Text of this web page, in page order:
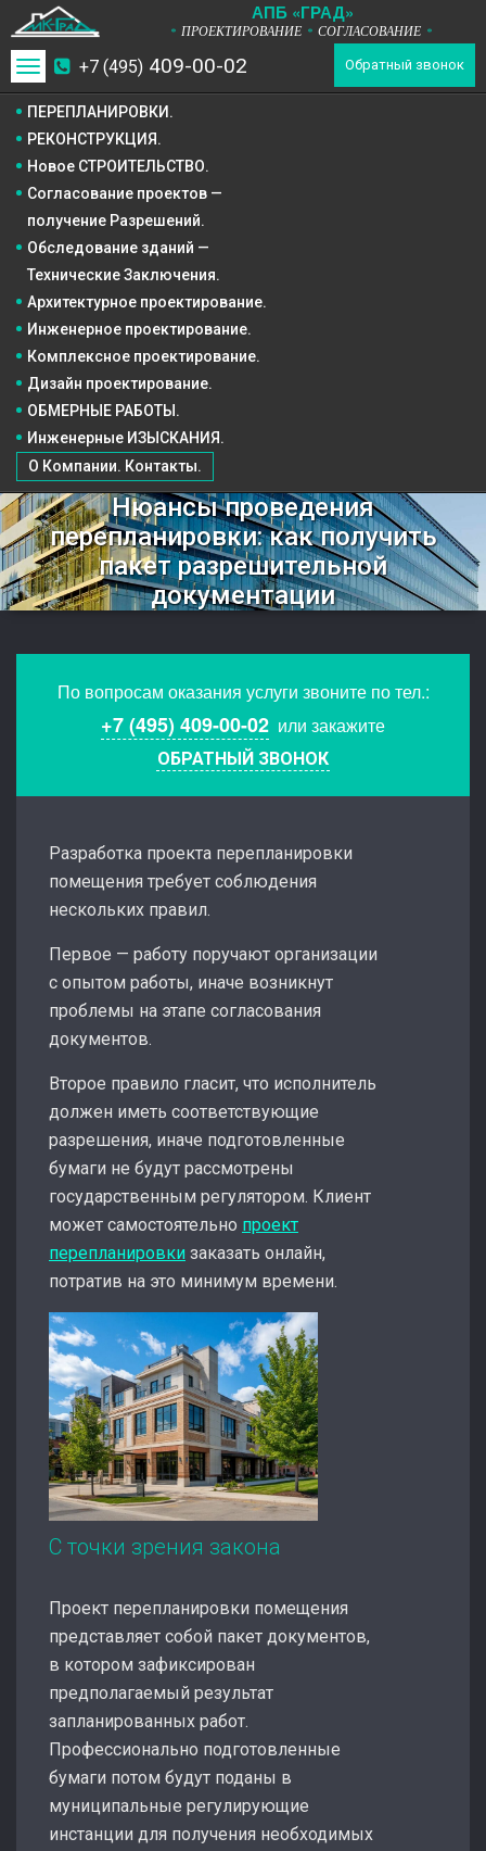
АПБ «ГРАД»
* ПРОЕКТИРОВАНИЕ * СОГЛАСОВАНИЕ *
+7 (495) 409-00-02 Обратный звонок
Toggle
navigation
ПЕРЕПЛАНИРОВКИ.
РЕКОНСТРУКЦИЯ.
Новое СТРОИТЕЛЬСТВО.
ОБМЕРНЫЕ РАБОТЫ.
Инженерные ИЗЫСКАНИЯ.
О Компании. Контакты.
Согласование проектов —
получение Разрешений.
Обследование зданий —
Технические Заключения.
Архитектурное проектирование.
Инженерное проектирование.
Комплексное проектирование.
Дизайн проектирование.
Нюансы проведения
перепланировки: как получить
пакет разрешительной
документации
По вопросам оказания услуги звоните по тел.:
+7 (495) 409-00-02 или закажите
ОБРАТНЫЙ ЗВОНОК
Разработка проекта перепланировки
помещения требует соблюдения
нескольких правил.
Первое — работу поручают организации
с опытом работы, иначе возникнут
проблемы на этапе согласования
документов.
Второе правило гласит, что исполнитель
должен иметь соответствующие
разрешения, иначе подготовленные
бумаги не будут рассмотрены
государственным регулятором. Клиент
может самостоятельно проект
перепланировки заказать онлайн,
потратив на это минимум времени.
С точки зрения закона
Проект перепланировки помещения
представляет собой пакет документов,
в котором зафиксирован
предполагаемый результат
запланированных работ.
Профессионально подготовленные
бумаги потом будут поданы в
муниципальные регулирующие
инстанции для получения необходимых